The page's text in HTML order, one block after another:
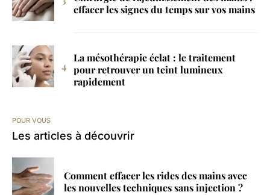
effacer les signes du temps sur vos mains
La mésothérapie éclat : le traitement
pour retrouver un teint lumineux
rapidement
POUR VOUS
Les articles à découvrir
Comment effacer les rides des mains avec
les nouvelles techniques sans injection ?